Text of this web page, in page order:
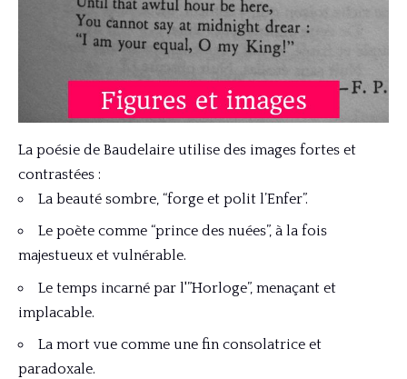
La poésie de Baudelaire utilise des images fortes et
contrastées :
La beauté sombre, “forge et polit l’Enfer”.
Le poète comme “prince des nuées”, à la fois
majestueux et vulnérable.
Le temps incarné par l'”Horloge”, menaçant et
implacable.
La mort vue comme une fin consolatrice et
paradoxale.